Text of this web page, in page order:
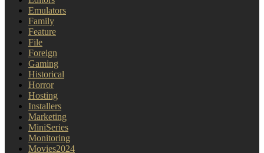
Emulators
Family
Feature
File
Foreign
Gaming
Historical
Horror
Hosting
Installers
Marketing
MiniSeries
Monitoring
Movies2024